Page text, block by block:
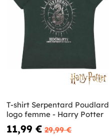
T-shirt Serpentard Poudlard
logo femme - Harry Potter
11,99 € 29,99 €